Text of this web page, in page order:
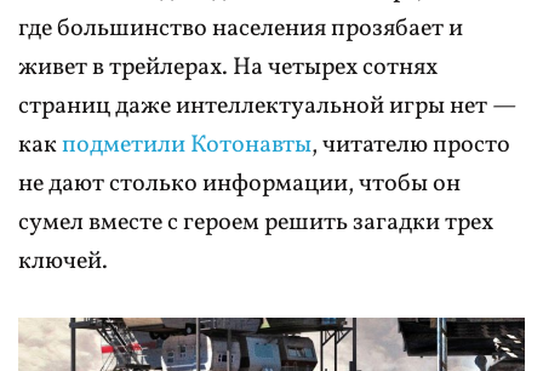
где большинство населения прозябает и
живет в трейлерах. На четырех сотнях
страниц даже интеллектуальной игры нет —
какподметили Котонавты, читателю просто
не дают столько информации, чтобы он
сумел вместе с героем решить загадки трех
ключей.